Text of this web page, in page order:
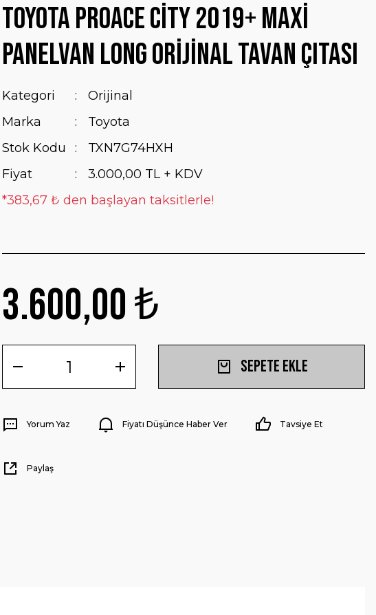
Toyota Proace City 2019+ Maxi
Panelvan Long Orijinal Tavan Çıtası
Kategori
Orijinal
Marka
Toyota
Stok Kodu
TXN7G74HXH
Fiyat
3.000,00 TL + KDV
*383,67 ₺ den başlayan taksitlerle!
3.600,00 ₺
Sepete Ekle
Yorum Yaz Fiyatı Düşünce Haber Ver Tavsiye Et
Paylaş